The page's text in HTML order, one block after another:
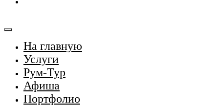
На главную
Услуги
Рум-Тур
Афиша
Портфолио